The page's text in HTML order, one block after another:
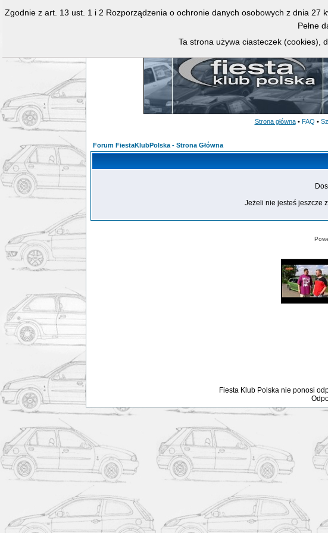
Strona główna • FAQ •
Forum FiestaKlubPolska - Strona Główna
Jeżeli nie jesteś jeszcze
Fiesta Klub Polska nie ponosi
Zgodnie z art. 13 ust. 1 i 2 Rozporządzenia o ochronie danych osobowych z dnia 27
Pełne
Ta strona używa ciasteczek (cookies),